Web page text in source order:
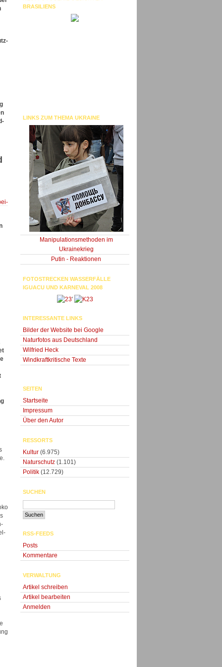
BRASILIENS
LINKS ZUM THEMA UKRAINE
Manipulationsmethoden im
Ukrainekrieg
Putin - Reaktionen
FOTOSTRECKEN WASSERFÄLLE
IGUACU UND KARNEVAL 2008
'
INTERESSANTE LINKS
Bilder der Website bei Google
Naturfotos aus Deutschland
Wilfried Heck
Windkraftkritische Texte
SEITEN
Startseite
Impressum
Über den Autor
RESSORTS
Kultur (6.975)
Naturschutz (1.101)
Politik (12.729)
SUCHEN
RSS-FEEDS
Posts
Kommentare
VERWALTUNG
Artikel schreiben
Artikel bearbeiten
Anmelden